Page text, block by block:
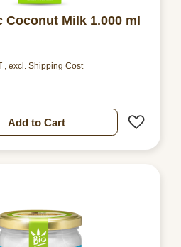
Coconut Milk 1.000 ml
, excl. Shipping Cost
Add to Cart